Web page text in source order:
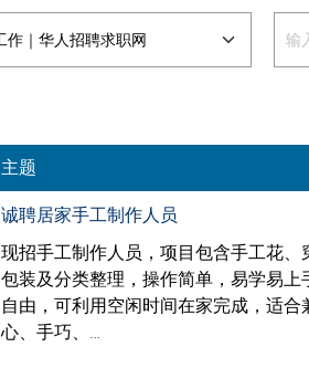
主题
诚聘居家手工制作人员
现招手工制作人员，项目包含手工花、
包装及分类整理，操作简单，易学易
自由，可利用空闲时间在家完成，适
心、手巧、…